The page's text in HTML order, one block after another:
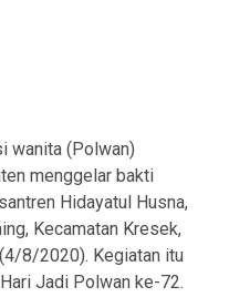
wanita (Polwan)
menggelar bakti
Hidayatul Husna,
Kecamatan Kresek,
8/2020). Kegiatan itu
Jadi Polwan ke-72.